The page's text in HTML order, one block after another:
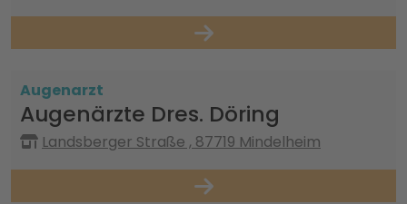
Augenarzt
Augenärzte Dres. Döring
Landsberger Straße , 87719 Mindelheim